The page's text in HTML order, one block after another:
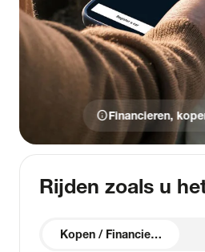
infoFinancieren,
Rijden zoals u
Kopen / Financieren